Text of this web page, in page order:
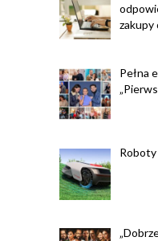
zakupy
Pełna
Roboty